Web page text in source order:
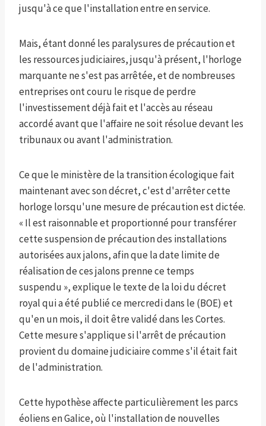
jusqu'à ce que l'installation entre en service.
Mais, étant donné les paralysures de précaution et
les ressources judiciaires, jusqu'à présent, l'horloge
marquante ne s'est pas arrêtée, et de nombreuses
entreprises ont couru le risque de perdre
l'investissement déjà fait et l'accès au réseau
accordé avant que l'affaire ne soit résolue devant les
tribunaux ou avant l'administration.
Ce que le ministère de la transition écologique fait
maintenant avec son décret, c'est d'arrêter cette
horloge lorsqu'une mesure de précaution est dictée.
« Il est raisonnable et proportionné pour transférer
cette suspension de précaution des installations
autorisées aux jalons, afin que la date limite de
réalisation de ces jalons prenne ce temps
suspendu », explique le texte de la loi du décret
royal qui a été publié ce mercredi dans le (BOE) et
qu'en un mois, il doit être validé dans les Cortes.
Cette mesure s'applique si l'arrêt de précaution
provient du domaine judiciaire comme s'il était fait
de l'administration.
Cette hypothèse affecte particulièrement les parcs
éoliens en Galice, où l'installation de nouvelles